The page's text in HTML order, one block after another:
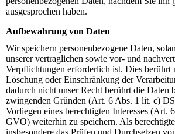
ausgesprochen haben.
Aufbewahrung von Daten
Wir speichern personenbezogene Daten,
unserer vertraglichen sowie vor- und
Verpflichtungen erforderlich ist. Dies berührt
Löschung oder Einschränkung der
dadurch nicht unser Recht berührt die Daten
zwingenden Gründen (Art. 6 Abs. 1 lit. c)
Vorliegen eines berechtigten Interesses (Art.
GVO) weiterhin zu speichern. Als
insbesondere das Prüfen und Durchsetzen